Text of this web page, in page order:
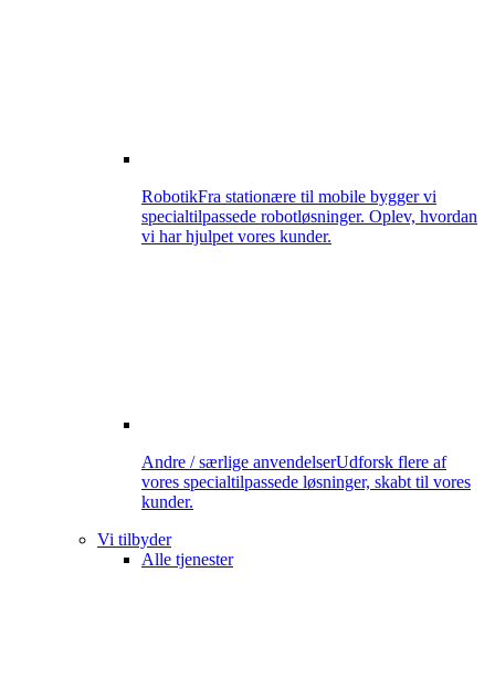
RobotikFra stationære til mobile bygger vi
specialtilpassede robotløsninger. Oplev, hvordan
vi har hjulpet vores kunder.
Andre / særlige anvendelserUdforsk flere af
vores specialtilpassede løsninger, skabt til vores
kunder.
Vi tilbyder
Alle tjenester